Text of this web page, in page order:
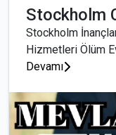
Stockholm
Stockholm
Hizmetleri Ölüm
Devamı